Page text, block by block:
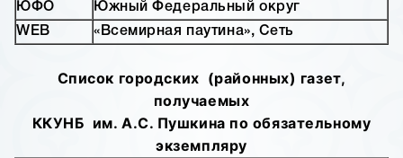
ЮФО
Южный Федеральный округ
WEB
«Всемирная паутина», Сеть
Список городских (районных) газет,
получаемых
ККУНБ им. А.С. Пушкина по обязательному
экземпляру